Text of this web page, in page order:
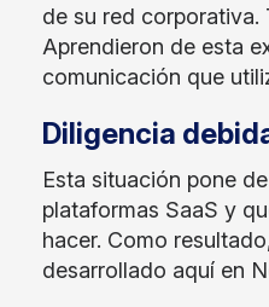
de su red corporativa.
Aprendieron de esta
comunicación que
Diligencia
Esta situación pone
plataformas SaaS y
hacer. Como
desarrollado aquí en